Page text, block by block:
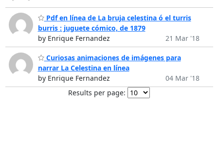
Pdf en línea de La bruja celestina ó el turris
burris : juguete cómico, de 1879
by Enrique Fernandez
21 Mar '18
Curiosas animaciones de imágenes para
narrar La Celestina en línea
by Enrique Fernandez
04 Mar '18
Results per page: